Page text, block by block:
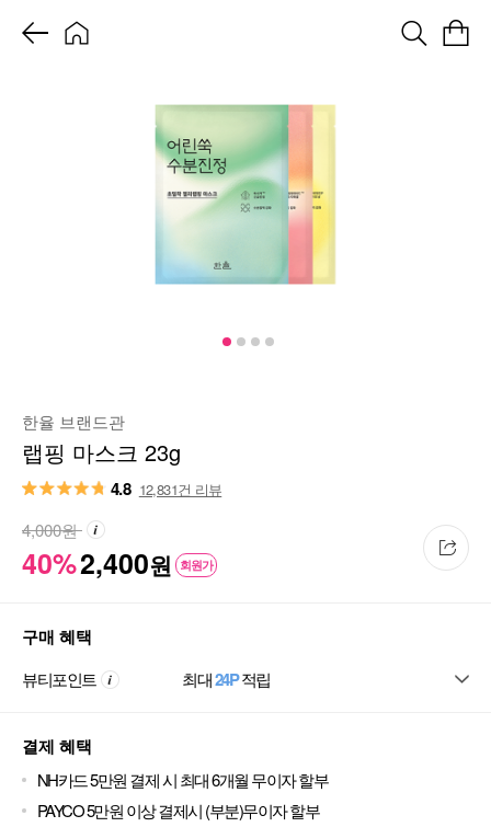
한율 브랜드관
랩핑 마스크 23g
4.8 12,831건 리뷰
40%2,400원 회원가
4,000원
구매 혜택
뷰티포인트 최대24P적립
결제 혜택
NH카드 5만원 결제 시 최대 6개월 무이자 할부
PAYCO 5만원 이상 결제시 (부분)무이자 할부